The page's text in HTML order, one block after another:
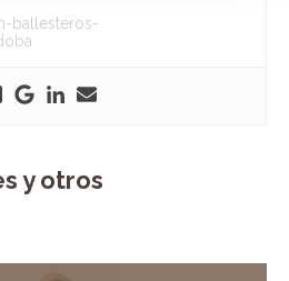
ballesteros-
y otros